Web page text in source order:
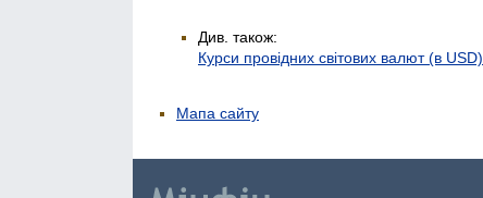
Див. також:
Курси провідних світових валют (в USD)
Мапа сайту